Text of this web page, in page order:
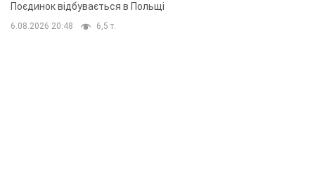
Поєдинок відбувається в Польщі
6.08.2026 20:48 6,5 т.